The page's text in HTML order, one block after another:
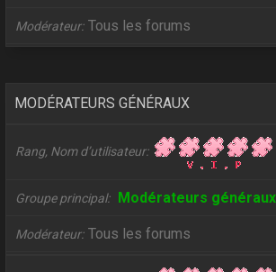
Modérateur Tous les forums
MODÉRATEURS GÉNÉRAUX
Rang, Nom d’utilisateur
Groupe principal Modérateurs généraux
Modérateur Tous les forums